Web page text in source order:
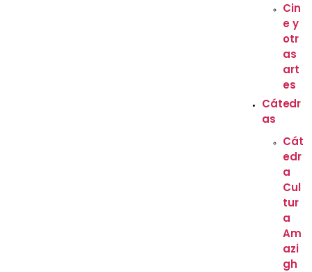
Cin
e y
otr
as
art
es
Cátedr
as
Cát
edr
a
Cul
tur
a
Am
azi
gh